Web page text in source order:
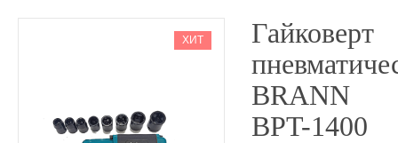
ХИТ
Гайковерт
BRANN
BPT-1400